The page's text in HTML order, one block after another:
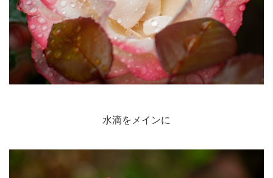
水滴をメインに